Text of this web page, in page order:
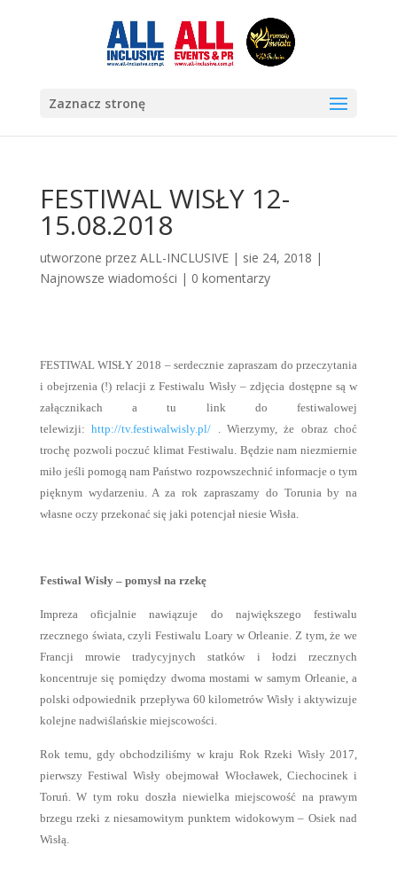
Zaznacz stronę
FESTIWAL WISŁY 12-
15.08.2018
utworzone przez ALL-INCLUSIVE| sie 24, 2018 |
Najnowsze wiadomości | 0 komentarzy
FESTIWAL WISŁY 2018 – serdecznie zapraszam do przeczytania
i obejrzenia (!) relacji z Festiwalu Wisły – zdjęcia dostępne są w
załącznikach a tu link do festiwalowej
telewizji:http://tv.festiwalwisly.pl/ . Wierzymy, że obraz choć
trochę pozwoli poczuć klimat Festiwalu. Będzie nam niezmiernie
miło jeśli pomogą nam Państwo rozpowszechnić informacje o tym
pięknym wydarzeniu. A za rok zapraszamy do Torunia by na
własne oczy przekonać się jaki potencjał niesie Wisła.
Festiwal Wisły – pomysł na rzekę
Impreza oficjalnie nawiązuje do największego festiwalu
rzecznego świata, czyli Festiwalu Loary w Orleanie. Z tym, że we
Francji mrowie tradycyjnych statków i łodzi rzecznych
koncentruje się pomiędzy dwoma mostami w samym Orleanie, a
polski odpowiednik przepływa 60 kilometrów Wisły i aktywizuje
kolejne nadwiślańskie miejscowości.
Rok temu, gdy obchodziliśmy w kraju Rok Rzeki Wisły 2017,
pierwszy Festiwal Wisły obejmował Włocławek, Ciechocinek i
Toruń. W tym roku doszła niewielka miejscowość na prawym
brzegu rzeki z niesamowitym punktem widokowym – Osiek nad
Wisłą.